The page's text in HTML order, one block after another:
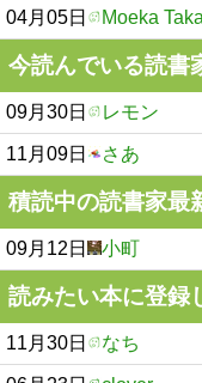
04月05日 Moeka
今読んでいる読書
09月30日 レモン
11月09日 さあ
積読中の読書家最
09月12日 小町
読みたい本に登録
11月30日 なち